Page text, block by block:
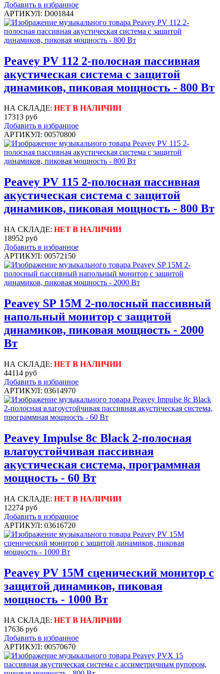
Добавить в избранное
АРТИКУЛ: D001844
Peavey PV 112 2-полосная пассивная
акустическая система с защитой
динамиков, пиковая мощность - 800 Вт
НА СКЛАДЕ: НЕТ В НАЛИЧИИ
17313 руб
Добавить в избранное
АРТИКУЛ: 00570800
Peavey PV 115 2-полосная пассивная
акустическая система с защитой
динамиков, пиковая мощность - 800 Вт
НА СКЛАДЕ: НЕТ В НАЛИЧИИ
18952 руб
Добавить в избранное
АРТИКУЛ: 00572150
Peavey SP 15M 2-полосный пассивный
напольный монитор с защитой
динамиков, пиковая мощность - 2000
Вт
НА СКЛАДЕ: НЕТ В НАЛИЧИИ
44114 руб
Добавить в избранное
АРТИКУЛ: 03614970
Peavey Impulse 8c Black 2-полосная
влагоустойчивая пассивная
акустическая система, программная
мощность - 60 Вт
НА СКЛАДЕ: НЕТ В НАЛИЧИИ
12274 руб
Добавить в избранное
АРТИКУЛ: 03616720
Peavey PV 15M сценический монитор с
защитой динамиков, пиковая
мощность - 1000 Вт
НА СКЛАДЕ: НЕТ В НАЛИЧИИ
17636 руб
Добавить в избранное
АРТИКУЛ: 00570670